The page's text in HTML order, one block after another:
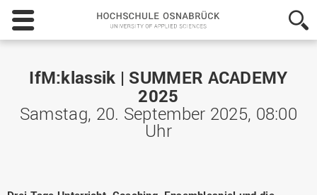
Hochschule
Osnabrück
-
of
Applied
IfM:klassik | SUMMER ACADEMY
2025
Samstag, 20. September 2025, 08:00
Uhr